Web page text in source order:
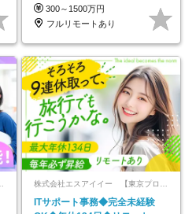
300～1500万円
フルリモートあり
ITサポート事務◆完全未経験